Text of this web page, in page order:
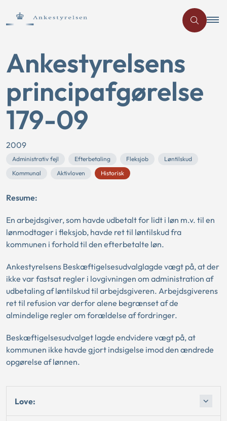
Ankestyrelsens
principafgørelse
179-09
2009
Administrativ fejl Efterbetaling Fleksjob
Løntilskud
Kommunal
Aktivloven Historisk
Resume:
En arbejdsgiver, som havde udbetalt for lidt i løn m.v. til en
lønmodtager i fleksjob, havde ret til løntilskud fra
kommunen i forhold til den efterbetalte løn.
Ankestyrelsens Beskæftigelsesudvalglagde vægt på, at der
ikke var fastsat regler i lovgivningen om administration af
udbetaling af løntilskud til arbejdsgiveren. Arbejdsgiverens
ret til refusion var derfor alene begrænset af de
almindelige regler om forældelse af fordringer.
Beskæftigelsesudvalget lagde endvidere vægt på, at
kommunen ikke havde gjort indsigelse imod den ændrede
opgørelse af lønnen.
Love: